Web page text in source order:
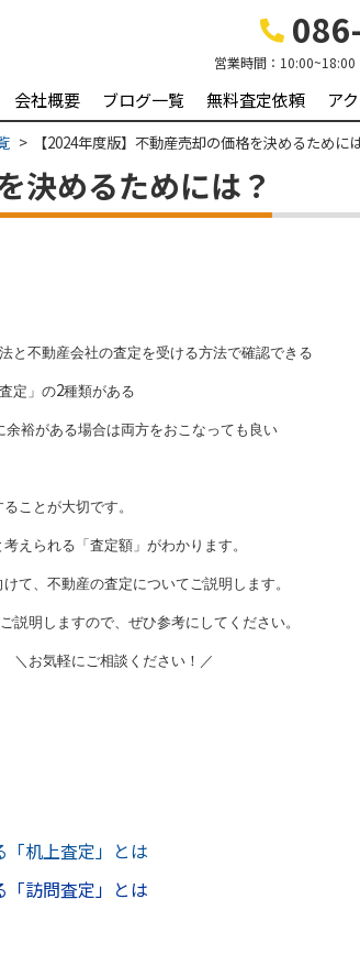
営業時間： 10:00~18:00
会社概要 ブログ一覧 無料査定依頼 ア
【2024年度版】不動産売却の価格を決めるために
決めるためには？
と不動産会社の査定を受ける方法で確認できる
定」の2種類がある
裕がある場合は両方をおこなっても良い
ことが大切です。
えられる「査定額」がわかります。
て、不動産の査定についてご説明します。
説明しますので、ぜひ参考にしてください。
＼お気軽にご相談ください！／
「机上査定」とは
「訪問査定」とは